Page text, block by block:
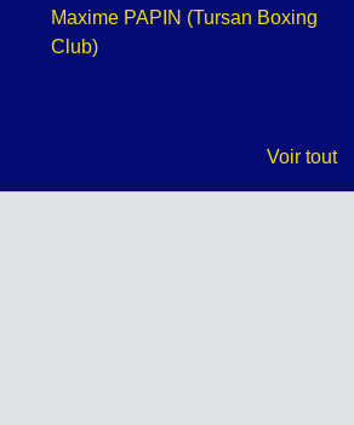
Maxime PAPIN (Tursan Boxing
Club)
Voir tout